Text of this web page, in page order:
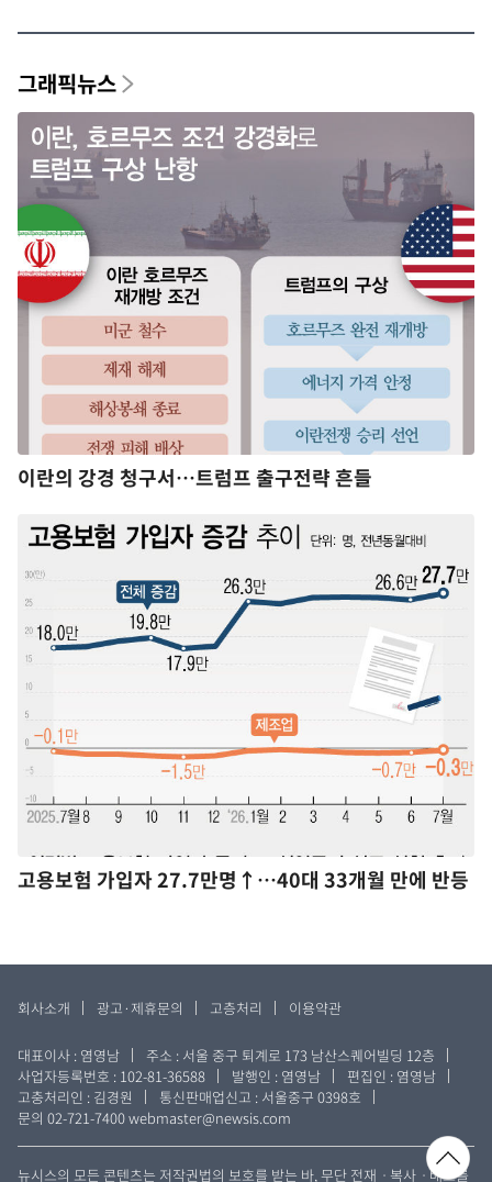
그래픽뉴스
이란의 강경 청구서…트럼프 출구전략 흔들
고용보험 가입자 27.7만명↑…40대 33개월 만에 반등
회사소개 광고·제휴문의 고층처리 이용약관
대표이사 : 염영남
주소 : 서울 중구 퇴계로 173 남산스퀘어빌딩 12층
사업자등록번호 : 102-81-36588
발행인 : 염영남
편집인 : 염영남
고충처리인 : 김경원
통신판매업신고 : 서울중구 0398호
문의 02-721-7400webmaster@newsis.com
뉴시스의 모든 콘텐츠는 저작권법의 보호를 받는 바, 무단 전재ㆍ복사ㆍ배포를